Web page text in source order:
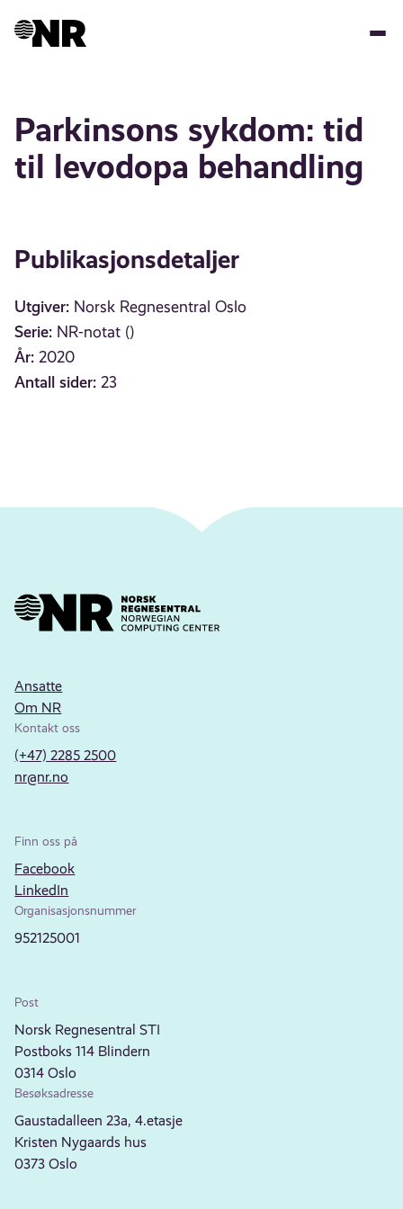
Parkinsons sykdom: tid
til levodopa behandling
Publikasjonsdetaljer
Utgiver: Norsk Regnesentral Oslo
Serie: NR-notat ()
År: 2020
Antall sider: 23
Ansatte
Om NR
Kontakt oss
(+47) 2285 2500
nr@nr.no
Finn oss på
Facebook
LinkedIn
Organisasjonsnummer
952125001
Post
Norsk Regnesentral STI
Postboks 114 Blindern
0314 Oslo
Besøksadresse
Gaustadalleen 23a, 4.etasje
Kristen Nygaards hus
0373 Oslo